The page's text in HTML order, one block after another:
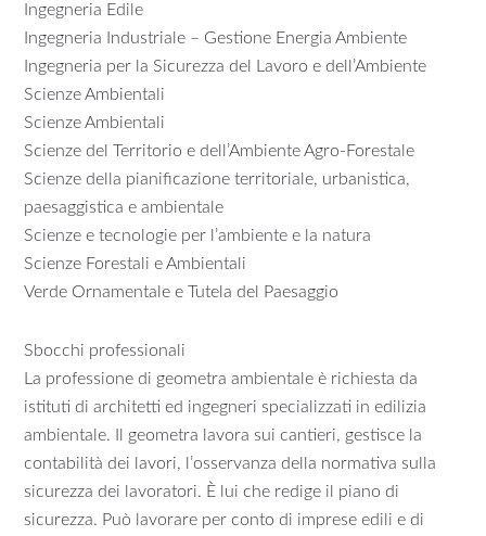
Ingegneria Edile
Ingegneria Industriale – Gestione Energia Ambiente
Ingegneria per la Sicurezza del Lavoro e dell’Ambiente
Scienze Ambientali
Scienze Ambientali
Scienze del Territorio e dell’Ambiente Agro-Forestale
Scienze della pianificazione territoriale, urbanistica,
paesaggistica e ambientale
Scienze e tecnologie per l’ambiente e la natura
Scienze Forestali e Ambientali
Verde Ornamentale e Tutela del Paesaggio
Sbocchi professionali
La professione di geometra ambientale è richiesta da
istituti di architetti ed ingegneri specializzati in edilizia
ambientale. Il geometra lavora sui cantieri, gestisce la
contabilità dei lavori, l’osservanza della normativa sulla
sicurezza dei lavoratori. È lui che redige il piano di
sicurezza. Può lavorare per conto di imprese edili e di